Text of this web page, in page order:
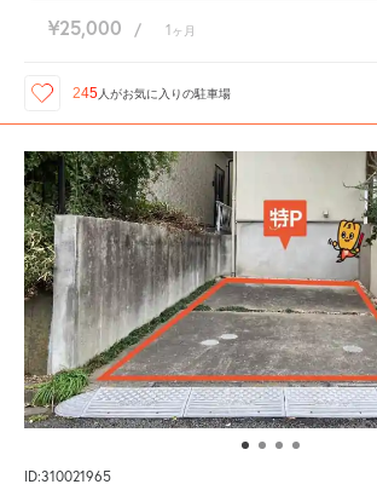
¥25,000 / 1 ヶ月
245 人がお気に入りの駐車場
ID:310021965